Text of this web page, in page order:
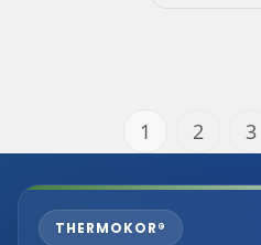
1 2 3
THERMOKOR®